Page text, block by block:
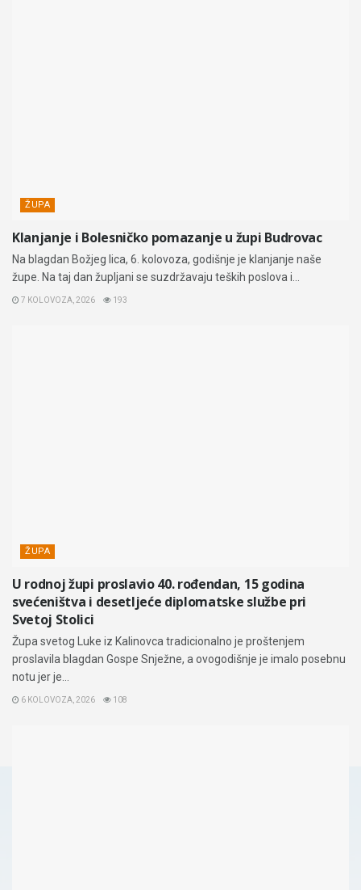
ŽUPA
Klanjanje i Bolesničko pomazanje u župi Budrovac
Na blagdan Božjeg lica, 6. kolovoza, godišnje je klanjanje naše
župe. Na taj dan župljani se suzdržavaju teških poslova i...
7 KOLOVOZA, 2026 193
ŽUPA
U rodnoj župi proslavio 40. rođendan, 15 godina
svećeništva i desetljeće diplomatske službe pri
Svetoj Stolici
Župa svetog Luke iz Kalinovca tradicionalno je proštenjem
proslavila blagdan Gospe Snježne, a ovogodišnje je imalo posebnu
notu jer je...
6 KOLOVOZA, 2026 108